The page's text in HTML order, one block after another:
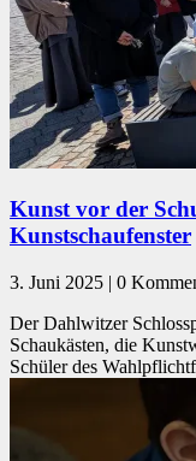
Kunst vor der
Kunstschaufenster
3. Juni 2025 | 0
Der Dahlwitzer
Schaukästen, die
Schüler des